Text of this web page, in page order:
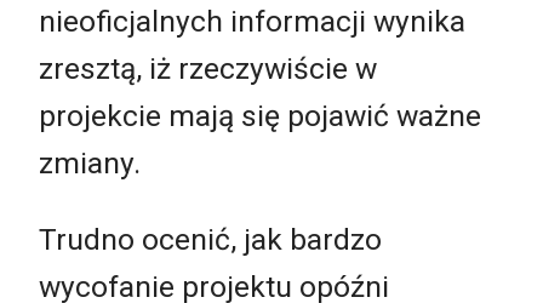
nieoficjalnych informacji wynika
zresztą, iż rzeczywiście w
projekcie mają się pojawić ważne
zmiany.
Trudno ocenić, jak bardzo
wycofanie projektu opóźni